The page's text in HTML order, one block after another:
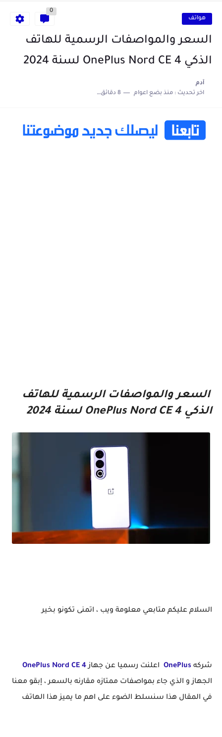
أفضل ثلاث برامج في رمضان 2025: دليل شامل لأفضل التطبيقات... هواتف
0
السعر والمواصفات الرسمية للهاتف
الذكي OnePlus Nord CE 4 لسنة 2024
آدم
اخر تحديث :منذ بضع اعوام 8 دقائق للقراءة
السعر والمواصفات الرسمية للهاتف
الذكي OnePlus Nord CE 4 لسنة 2024
السلام عليكم متابعي معلومة ويب ، اتمنى تكونو بخير
شركه OnePlus اعلنت رسميا عن جهازOnePlus Nord CE 4
الجهاز و الذي جاء بمواصفات ممتازه مقارنه بالسعر ، إبقو معنا
في المقال هذا سنسلط الضوء على اهم ما يميز هذا الهاتف